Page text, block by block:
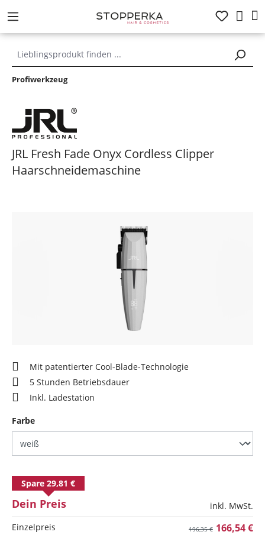
springen
Profiwerkzeug
JRL Fresh Fade Onyx Cordless Clipper
Haarschneidemaschine
Mit patentierter Cool-Blade-Technologie
5 Stunden Betriebsdauer
Inkl. Ladestation
Farbeauswählen
Dein Preis
inkl. MwSt.
Einzelpreis
166,54 €
196,35 €
Spare 29,81 €